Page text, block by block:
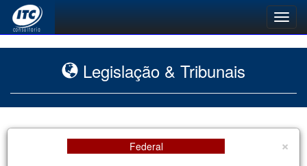
Legislação & Tribunais
×
Federal